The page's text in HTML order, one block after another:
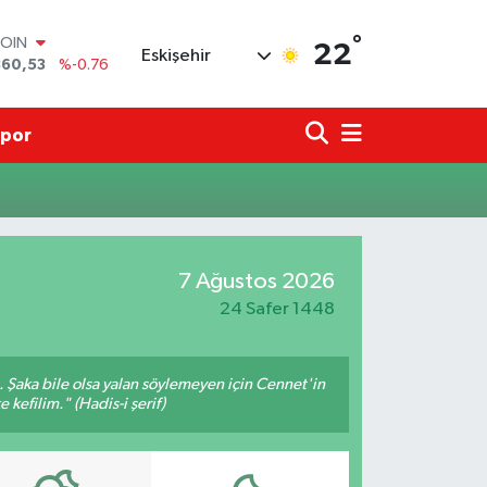
%-0.76
%0.17
ALTIN
%1.44
Eskişehir 22°
7 Ağustos 2026
24 Safer 1448
Şaka bile olsa yalan söylemeyen için Cennet'in
kefilim." (Hadis-i şerif)